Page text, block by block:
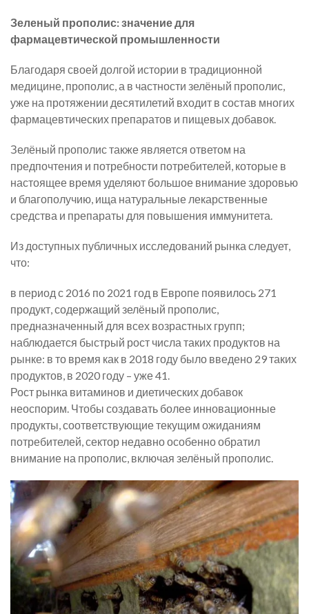
Зеленый прополис: значение для
фармацевтической промышленности
Благодаря своей долгой истории в традиционной
медицине, прополис, а в частности зелёный прополис,
уже на протяжении десятилетий входит в состав многих
фармацевтических препаратов и пищевых добавок.
Зелёный прополис также является ответом на
предпочтения и потребности потребителей, которые в
настоящее время уделяют большое внимание здоровью
и благополучию, ища натуральные лекарственные
средства и препараты для повышения иммунитета.
Из доступных публичных исследований рынка следует,
что:
в период с 2016 по 2021 год в Европе появилось 271
продукт, содержащий зелёный прополис,
предназначенный для всех возрастных групп;
наблюдается быстрый рост числа таких продуктов на
рынке: в то время как в 2018 году было введено 29 таких
продуктов, в 2020 году – уже 41.
Рост рынка витаминов и диетических добавок
неоспорим. Чтобы создавать более инновационные
продукты, соответствующие текущим ожиданиям
потребителей, сектор недавно особенно обратил
внимание на прополис, включая зелёный прополис.